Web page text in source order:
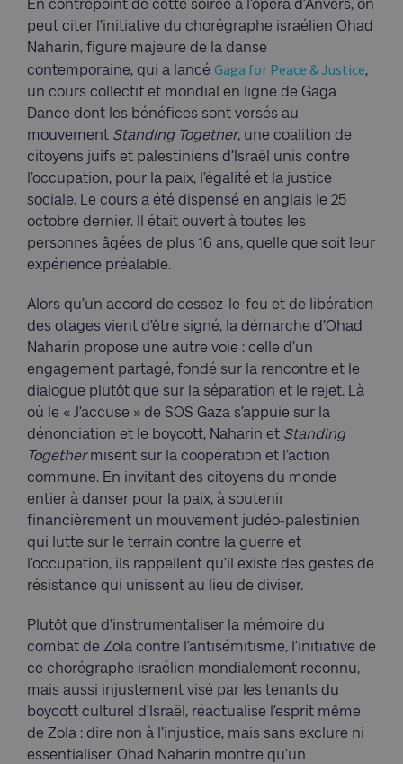
En contrepoint de cette soirée à l’opéra d’Anvers, on
peut citer l’initiative du chorégraphe israélien Ohad
Naharin, figure majeure de la danse
contemporaine, qui a lancé Gaga for Peace & Justice,
un cours collectif et mondial en ligne de Gaga
Dance dont les bénéfices sont versés au
mouvement Standing Together, une coalition de
citoyens juifs et palestiniens d’Israël unis contre
l’occupation, pour la paix, l’égalité et la justice
sociale. Le cours a été dispensé en anglais le 25
octobre dernier. Il était ouvert à toutes les
personnes âgées de plus 16 ans, quelle que soit leur
expérience préalable.
Alors qu’un accord de cessez-le-feu et de libération
des otages vient d’être signé, la démarche d’Ohad
Naharin propose une autre voie : celle d’un
engagement partagé, fondé sur la rencontre et le
dialogue plutôt que sur la séparation et le rejet. Là
où le « J’accuse » de SOS Gaza s’appuie sur la
dénonciation et le boycott, Naharin et Standing
Togethermisent sur la coopération et l’action
commune. En invitant des citoyens du monde
entier à danser pour la paix, à soutenir
financièrement un mouvement judéo-palestinien
qui lutte sur le terrain contre la guerre et
l’occupation, ils rappellent qu’il existe des gestes de
résistance qui unissent au lieu de diviser.
Plutôt que d’instrumentaliser la mémoire du
combat de Zola contre l’antisémitisme, l’initiative de
ce chorégraphe israélien mondialement reconnu,
mais aussi injustement visé par les tenants du
boycott culturel d’Israël, réactualise l’esprit même
de Zola : dire non à l’injustice, mais sans exclure ni
essentialiser. Ohad Naharin montre qu’un